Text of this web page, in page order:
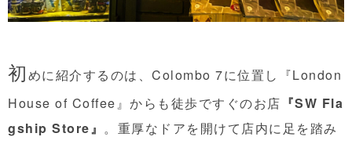
初めに紹介するのは、Colombo 7に位置し『London
House of Coffee』からも徒歩ですぐのお店 『SW Fla
gship Store』 。重厚なドアを開けて店内に足を踏み